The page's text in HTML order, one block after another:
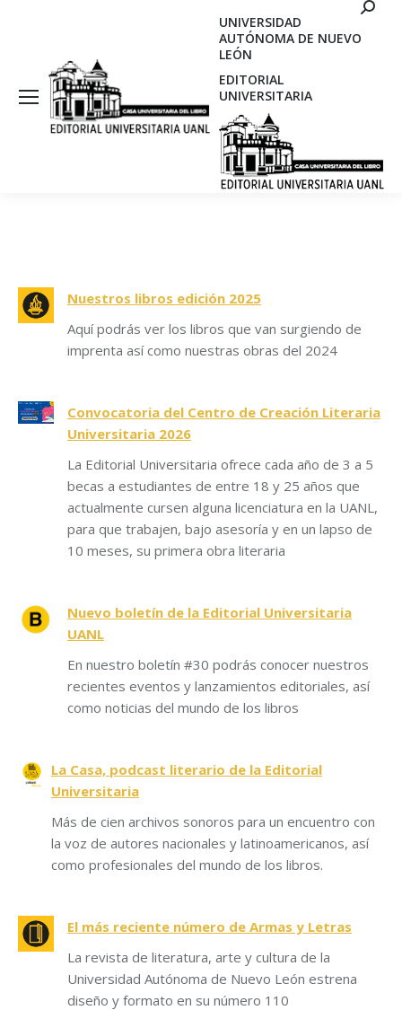
UNIVERSIDAD
AUTÓNOMA DE NUEVO
LEÓN
EDITORIAL
UNIVERSITARIA
Nuestros libros edición 2025
Aquí podrás ver los libros que van surgiendo de
imprenta así como nuestras obras del 2024
Convocatoria del Centro de Creación Literaria
Universitaria 2026
La Editorial Universitaria ofrece cada año de 3 a 5
becas a estudiantes de entre 18 y 25 años que
actualmente cursen alguna licenciatura en la UANL,
para que trabajen, bajo asesoría y en un lapso de
10 meses, su primera obra literaria
Nuevo boletín de la Editorial Universitaria
UANL
En nuestro boletín #30 podrás conocer nuestros
recientes eventos y lanzamientos editoriales, así
como noticias del mundo de los libros
La Casa, podcast literario de la Editorial
Universitaria
Más de cien archivos sonoros para un encuentro con
la voz de autores nacionales y latinoamericanos, así
como profesionales del mundo de los libros.
El más reciente número de Armas y Letras
La revista de literatura, arte y cultura de la
Universidad Autónoma de Nuevo León estrena
diseño y formato en su número 110